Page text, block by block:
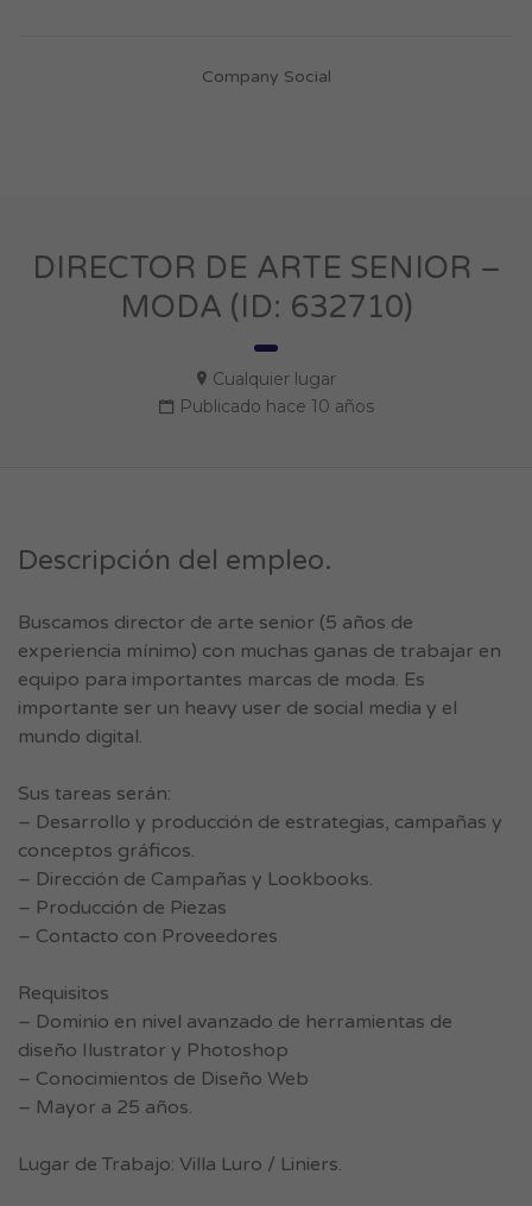
Company Social
DIRECTOR DE ARTE SENIOR –
MODA (ID: 632710)
Cualquier lugar
Publicado hace 10 años
Descripción del empleo.
Buscamos director de arte senior (5 años de
experiencia mínimo) con muchas ganas de trabajar en
equipo para importantes marcas de moda. Es
importante ser un heavy user de social media y el
mundo digital.
Sus tareas serán:
– Desarrollo y producción de estrategias, campañas y
conceptos gráficos.
– Dirección de Campañas y Lookbooks.
– Producción de Piezas
– Contacto con Proveedores
Requisitos
– Dominio en nivel avanzado de herramientas de
diseño Ilustrator y Photoshop
– Conocimientos de Diseño Web
– Mayor a 25 años.
Lugar de Trabajo: Villa Luro / Liniers.